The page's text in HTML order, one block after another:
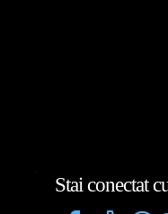
Stai conectat